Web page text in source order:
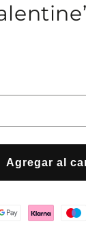
Agregar al